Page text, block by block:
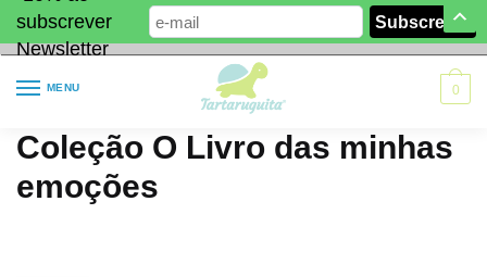
subscrever
Newsletter
MENU 0
Coleção O Livro das minhas
emoções